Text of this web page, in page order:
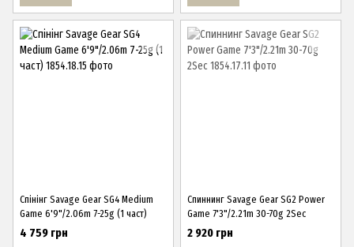
Спінінг Savage Gear SG4 Medium
Game 6'9"/2.06m 7-25g (1 част)
4 759 грн
Спиннинг Savage Gear SG2 Power
Game 7'3"/2.21m 30-70g 2Sec
2 920 грн